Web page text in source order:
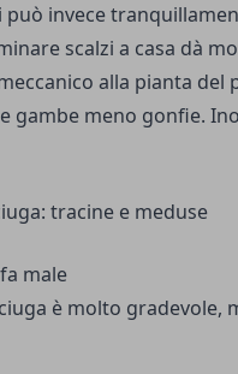
invece
scalzi a casa dà
alla pianta del
gambe meno gonfie.
tracine e meduse
è molto gradevole,